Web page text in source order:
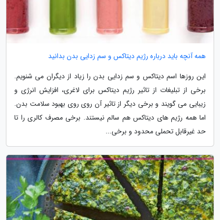
همه آنچه باید درباره رژیم دیتاکس و سم زدایی بدن بدانید
این روزها اسم دیتاکس و سم زدایی بدن را زیاد از دیگران می شنویم.
برخی از تبلیغات از تاثیر رژیم دیتاکس برای لاغری، افزایش انرژی و
زیبایی می گویند و برخی دیگر از تاثیر آن روی روی بهبود سلامت بدن.
اما همه رژیم های دیتاکس هم سالم نیستند. برخی مصرف کالری را تا
حد غیرقابل تحملی محدود و برخی...